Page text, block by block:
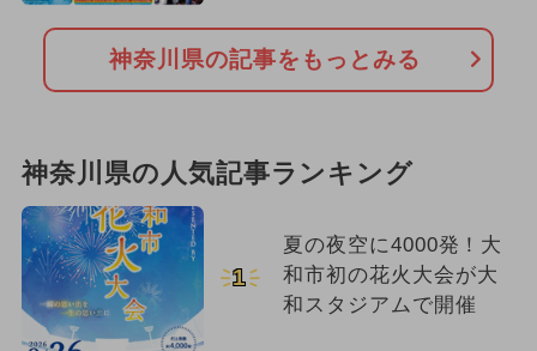
神奈川県の記事をもっとみる
神奈川県の人気記事ランキング
1
夏の夜空に4000発！大
和市初の花火大会が大
和スタジアムで開催